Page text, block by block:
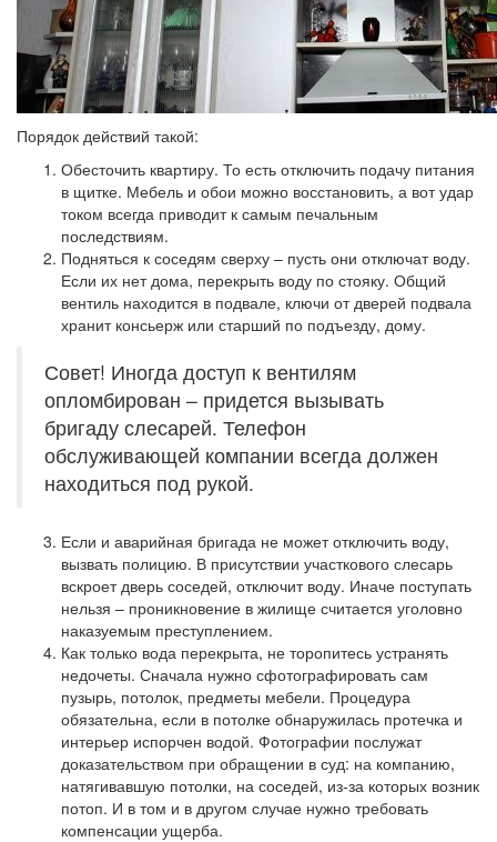
Порядок действий такой:
Обесточить квартиру. То есть отключить подачу питания
в щитке. Мебель и обои можно восстановить, а вот удар
током всегда приводит к самым печальным
последствиям.
Подняться к соседям сверху – пусть они отключат воду.
Если их нет дома, перекрыть воду по стояку. Общий
вентиль находится в подвале, ключи от дверей подвала
хранит консьерж или старший по подъезду, дому.
Совет! Иногда доступ к вентилям
опломбирован – придется вызывать
бригаду слесарей. Телефон
обслуживающей компании всегда должен
находиться под рукой.
Если и аварийная бригада не может отключить воду,
вызвать полицию. В присутствии участкового слесарь
вскроет дверь соседей, отключит воду. Иначе поступать
нельзя – проникновение в жилище считается уголовно
наказуемым преступлением.
Как только вода перекрыта, не торопитесь устранять
недочеты. Сначала нужно сфотографировать сам
пузырь, потолок, предметы мебели. Процедура
обязательна, если в потолке обнаружилась протечка и
интерьер испорчен водой. Фотографии послужат
доказательством при обращении в суд: на компанию,
натягивавшую потолки, на соседей, из-за которых возник
потоп. И в том и в другом случае нужно требовать
компенсации ущерба.